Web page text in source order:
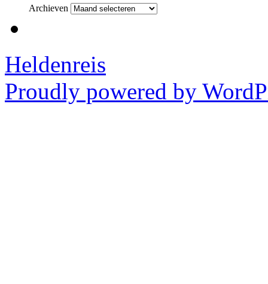
Archieven
Heldenreis
Proudly powered by